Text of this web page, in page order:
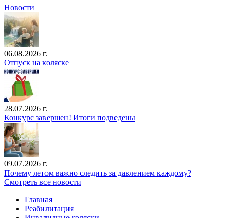
Новости
06.08.2026 г.
Отпуск на коляске
28.07.2026 г.
Конкурс завершен! Итоги подведены
09.07.2026 г.
Почему летом важно следить за давлением каждому?
Смотреть все новости
Главная
Реабилитация